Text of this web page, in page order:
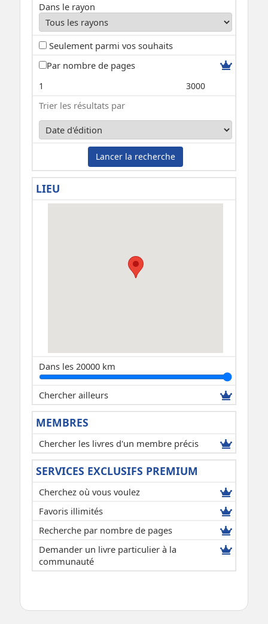
Dans le rayon
Seulement parmi vos souhaits
Par nombre de pages
1 3000
Trier les résultats par
Lancer la recherche
LIEU
Dans les 20000 km
Chercher ailleurs
MEMBRES
Chercher les livres d'un membre précis
SERVICES EXCLUSIFS PREMIUM
Cherchez où vous voulez
Favoris illimités
Recherche par nombre de pages
Demander un livre particulier à la
communauté